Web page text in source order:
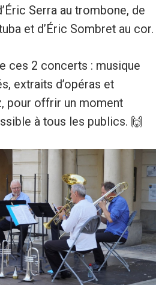
Serra au trombone, de
et d’Éric Sombret au cor.
ces 2 concerts : musique
extraits d’opéras et
pour offrir un moment
à tous les publics. 🙌